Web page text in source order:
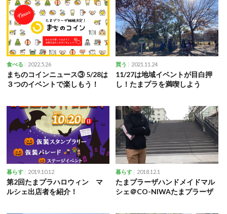
食べる 2022.5.26
まちのコインニュース③ 5/28は
３つのイベントで楽しもう！
買う 2021.11.24
11/27は地域イベントが目白押
し！たまプラを満喫しよう
暮らす 2019.10.12
第2回たまプラハロウィン マ
ルシェ出店者を紹介！
暮らす 2018.12.1
たまプラーザハンドメイドマル
シェ＠CO-NIWAたまプラーザ